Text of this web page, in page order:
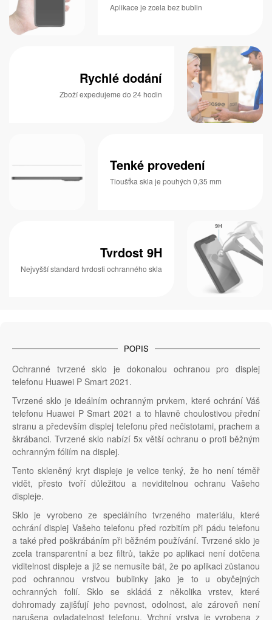
Aplikace je zcela bez bublin
Rychlé dodání
Zboží expedujeme do 24 hodin
Tenké provedení
Tloušťka skla je pouhých 0,35 mm
Tvrdost 9H
Nejvyšší standard tvrdosti ochranného skla
POPIS
Ochranné tvrzené sklo je dokonalou ochranou pro displej
telefonu Huawei P Smart 2021.
Tvrzené sklo je ideálním ochranným prvkem, které ochrání Váš
telefonu Huawei P Smart 2021 a to hlavně choulostivou přední
stranu a především displej telefonu před nečistotami, prachem a
škrábanci. Tvrzené sklo nabízí 5x větší ochranu o proti běžným
ochranným fóliím na displej.
Tento skleněný kryt displeje je velice tenký, že ho není téměř
vidět, přesto tvoří důležitou a neviditelnou ochranu Vašeho
displeje.
Sklo je vyrobeno ze speciálního tvrzeného materiálu, které
ochrání displej Vašeho telefonu před rozbitím při pádu telefonu
a také před poškrábáním při běžném používání. Tvrzené sklo je
zcela transparentní a bez filtrů, takže po aplikaci není dotčena
viditelnost displeje a již se nemusíte bát, že po aplikaci zůstanou
pod ochrannou vrstvou bublinky jako je to u obyčejných
ochranných folií. Sklo se skládá z několika vrstev, které
dohromady zajišťují jeho pevnost, odolnost, ale zároveň není
narušena ovladatelnost telefonu. Vrchní vrstva je vyrobena z